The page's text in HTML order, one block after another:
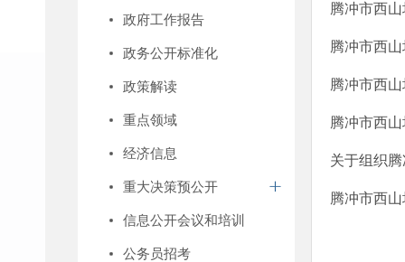
政府工作报告
政务公开标准化
政策解读
重点领域
经济信息
重大决策预公开
信息公开会议和培训
公务员招考
腾冲市西
腾冲市西
腾冲市西
腾冲市西
关于组织
腾冲市西